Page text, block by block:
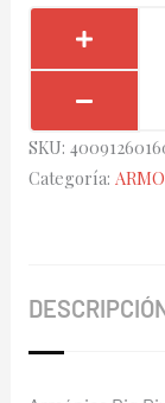
SKU:
Categoría: